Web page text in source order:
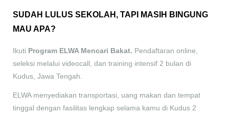
SUDAH LULUS SEKOLAH, TAPI MASIH BINGUNG
MAU APA?
Ikuti Program ELWA Mencari Bakat. Pendaftaran online,
seleksi melalui videocall, dan training intensif 2 bulan di
Kudus, Jawa Tengah.
ELWA menyediakan transportasi, uang makan dan tempat
tinggal dengan fasilitas lengkap selama kamu di Kudus 2